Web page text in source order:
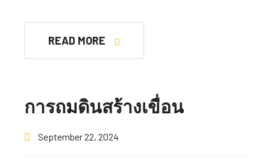
READ MORE
การถมดินสร้างเขื่อน
September 22, 2024